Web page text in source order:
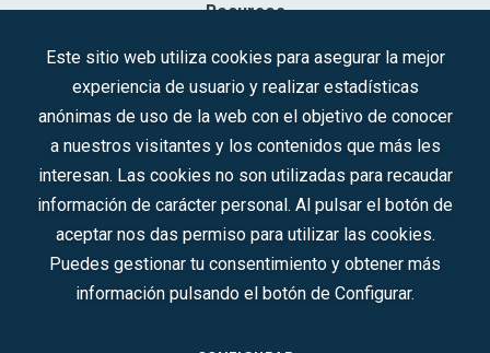
Recursos
Contacto
Sociedad Mercantil Estatal para la Gestión de la Innovación y las
Inscrita en el R.M. de Madrid, T, 12593, Se. 8, F. 129, H. 201.307.
C.I.F.: A-81/874.984
Síguenos en redes sociales:
Este sitio web utiliza cookies para asegurar la mejor
experiencia de usuario y realizar estadísticas
anónimas de uso de la web con el objetivo de conocer
a nuestros visitantes y los contenidos que más les
interesan. Las cookies no son utilizadas para recaudar
información de carácter personal. Al pulsar el botón de
aceptar nos das permiso para utilizar las cookies.
Puedes gestionar tu consentimiento y obtener más
información pulsando el botón de Configurar.